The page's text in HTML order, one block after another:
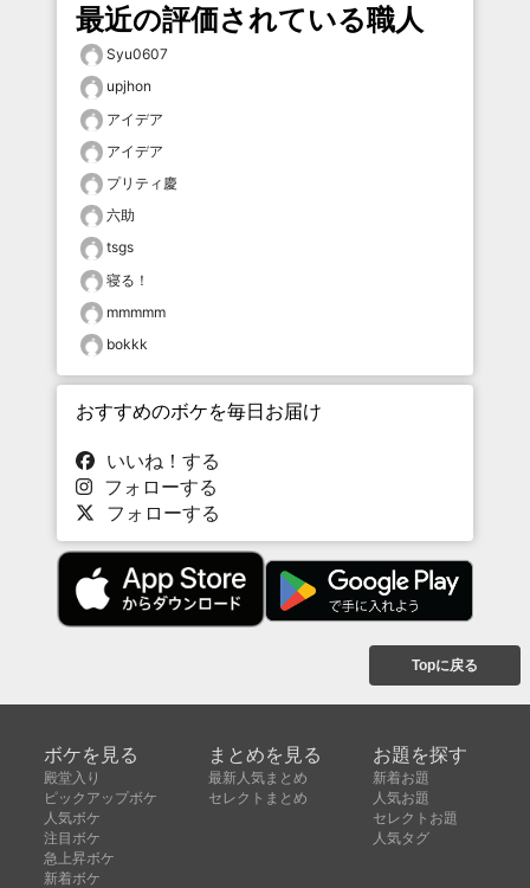
最近の評価されている職人
Syu0607
upjhon
アイデア
アイデア
プリティ慶
六助
tsgs
寝る！
mmmmm
bokkk
おすすめのボケを毎日お届け
いいね！する
フォローする
フォローする
Topに戻る
ボケを見る
殿堂入り
ピックアップボケ
人気ボケ
注目ボケ
急上昇ボケ
新着ボケ
まとめを見る
最新人気まとめ
セレクトまとめ
お題を探す
新着お題
人気お題
セレクトお題
人気タグ